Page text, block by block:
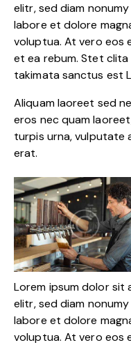
elitr, sed diam
labore et dolore
voluptua. At vero eos
et ea rebum. Stet
takimata sanctus est
Aliquam laoreet sed
eros nec quam
turpis urna, vulputate
erat.
Lorem ipsum dolor
elitr, sed diam
labore et dolore
voluptua. At vero eos